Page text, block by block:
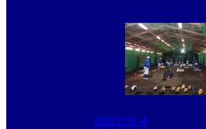
2022.12.4